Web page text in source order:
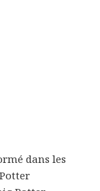
dans les